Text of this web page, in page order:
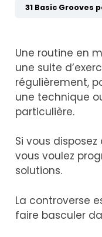
31 Basic Grooves
Une routine en
une suite
régulièrement,
une technique
particulière.
Si vous
vous voulez
solutions.
La controverse
faire basculer